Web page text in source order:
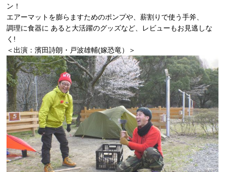
ン！
エアーマットを膨らますためのポンプや、薪割りで使う手斧、
調理に食器に あると大活躍のグッズなど、レビューもお見逃しな
く!
＜出演：濱田詩朗・戸波雄輔(嫁恐竜）＞